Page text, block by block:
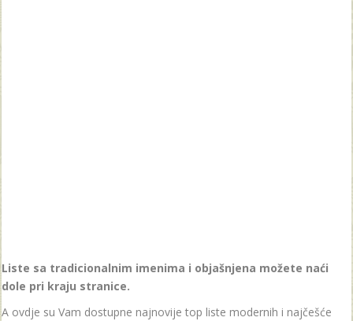
Liste sa tradicionalnim imenima i objašnjena možete naći
dole pri kraju stranice.
A ovdje su Vam dostupne najnovije top liste modernih i najčešće